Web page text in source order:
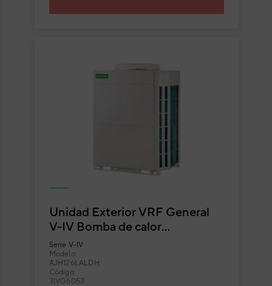
Unidad Exterior VRF General
V-IV Bomba de calor
AJH126LALDH
Serie V-IV
Modelo:
AJH126LALDH
Código:
3IVG6053